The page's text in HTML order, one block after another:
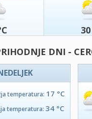
DNI -
temperatura: 17 °C
temperatura: 34 °C